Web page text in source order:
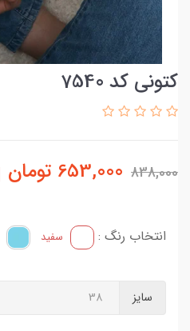
کتونی کد 7540
838,000
653,000 تومان
انتخاب رنگ : سفید
سایز